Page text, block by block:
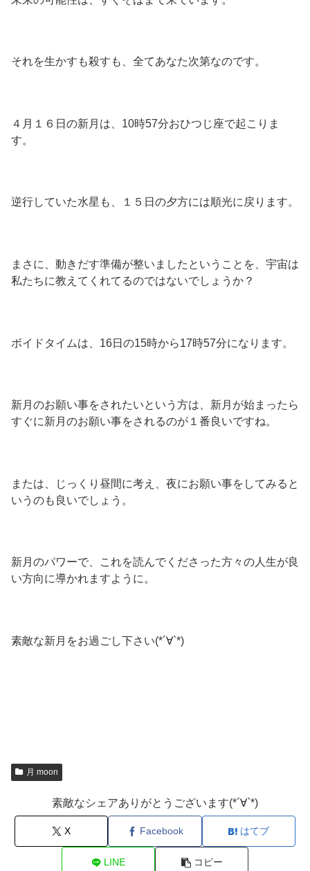
それを生かすも殺すも、全てあなた次第なのです。
４月１６日の新月は、10時57分おひつじ座で起こりま
す。
逆行していた水星も、１５日の夕方には順光に戻ります。
まさに、動きだす準備が整いましたということを、宇宙は
私たちに教えてくれてるのではないでしょうか？
ボイドタイムは、16日の15時から17時57分になります。
新月のお願い事をされたいという方は、新月が始まったら
すぐに新月のお願い事をされるのが１番良いですね。
または、じっくり昼間に考え、夜にお願い事をしてみると
いうのも良いでしょう。
新月のパワーで、これを読んでくださった方々の人生が良
い方向に導かれますように。
素敵な新月をお過ごし下さい(*´∀`*)
月 moon
素敵なシェアありがとうございます(*´∀`*)
X Facebook はてブ
LINE コピー